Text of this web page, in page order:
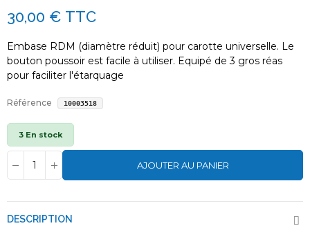
30,00 € TTC
Embase RDM (diamètre réduit) pour carotte universelle. Le
bouton poussoir est facile à utiliser. Equipé de 3 gros réas
pour faciliter l'étarquage
Référence 10003518
3 En stock
AJOUTER AU PANIER
DESCRIPTION